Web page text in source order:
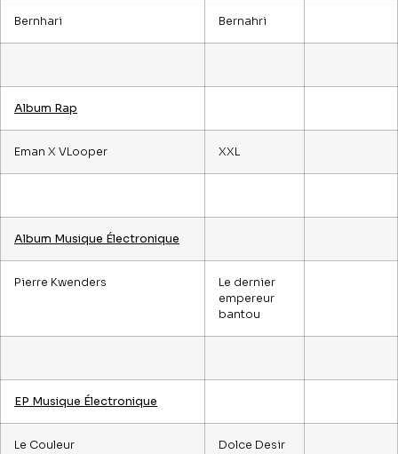
Bernhari Bernahri
Album Rap
Eman X VLooper XXL
Album Musique Électronique
Pierre Kwenders
Le dernier
empereur
bantou
EP Musique Électronique
Le Couleur
Dolce Desir